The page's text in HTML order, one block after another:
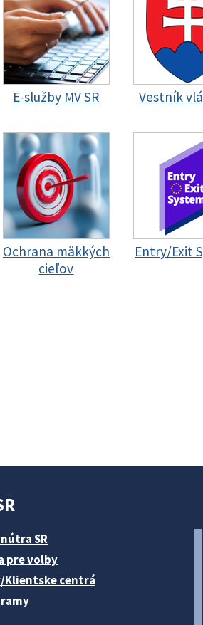
E-služby MV SR Vestník
Ochrana mäkkých
cieľov
Entry/Exit
SR
pre volby
Klientske centrá